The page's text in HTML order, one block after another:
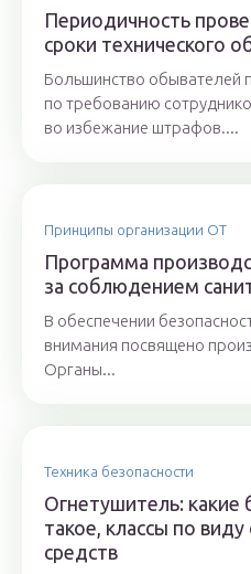
Периодичность
сроки технического
Большинство обывателей
по требованию
во избежание штрафов....
Принципы организации ОТ
Программа
за соблюдением
В обеспечении
внимания посвящено
Органы...
Техника безопасности
Огнетушитель: какие
такое, классы по
средств